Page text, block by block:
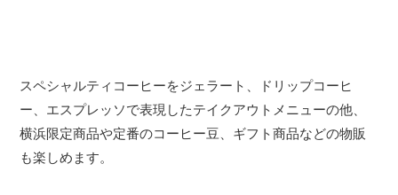
スペシャルティコーヒーをジェラート、ドリップコーヒ
ー、エスプレッソで表現したテイクアウトメニューの他、
横浜限定商品や定番のコーヒー豆、ギフト商品などの物販
も楽しめます。